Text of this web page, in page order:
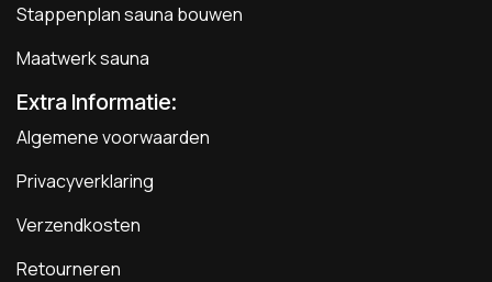
Stappenplan sauna bouwen
Maatwerk sauna
Extra Informatie:
Algemene voorwaarden
Privacyverklaring
Verzendkosten
Retourneren